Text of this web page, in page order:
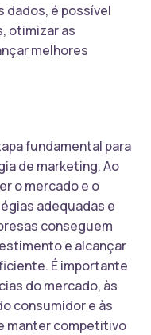
dados, é possível
otimizar as
melhores
fundamental para
de marketing. Ao
o mercado e o
adequadas e
conseguem
e alcançar
É importante
do mercado, às
consumidor e às
manter competitivo